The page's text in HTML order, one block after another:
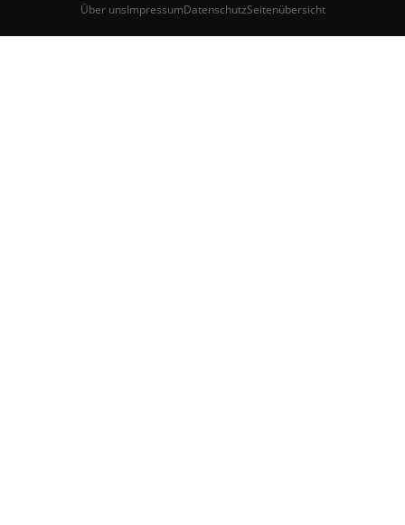
Über unsImpressumDatenschutzSeitenübersicht